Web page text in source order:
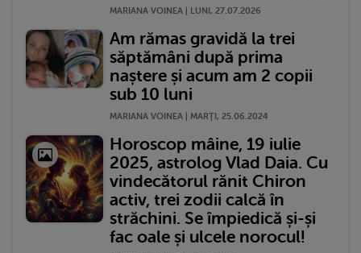
MARIANA VOINEA | LUNI, 27.07.2026
Am rămas gravidă la trei
săptămâni după prima
naștere și acum am 2 copii
sub 10 luni
MARIANA VOINEA | MARŢI, 25.06.2024
Horoscop mâine, 19 iulie
2025, astrolog Vlad Daia. Cu
vindecătorul rănit Chiron
activ, trei zodii calcă în
străchini. Se împiedică și-și
fac oale și ulcele norocul!